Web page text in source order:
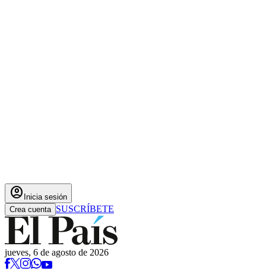
account_circle Inicia sesión
Crea cuenta SUSCRÍBETE
jueves, 6 de agosto de 2026